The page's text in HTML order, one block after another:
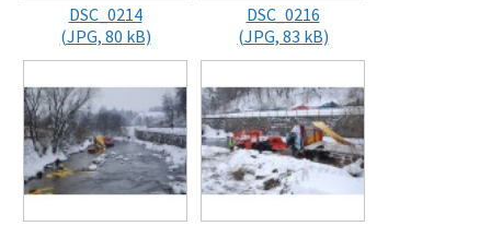
DSC_0214
(JPG, 80 kB)
DSC_0216
(JPG, 83 kB)